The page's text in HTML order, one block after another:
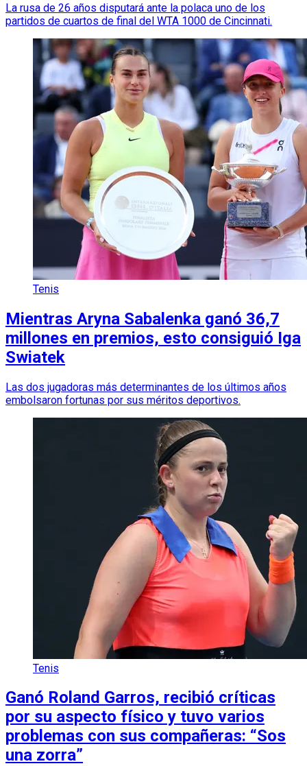
La rusa de 26 años disputará ante la polaca uno de los
partidos de cuartos de final del WTA 1000 de Cincinnati.
Tenis
Mientras Aryna Sabalenka ganó 36,7
millones en premios, esto consiguió Iga
Swiatek
Las dos jugadoras más determinantes de los últimos años
embolsaron fortunas por sus méritos deportivos.
Tenis
Ganó Roland Garros, recibió críticas
por su aspecto físico y tuvo varios
problemas con sus compañeras: “Sos
una zorra”